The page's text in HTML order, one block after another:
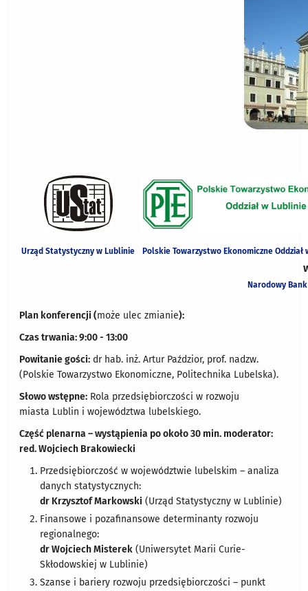
Urząd Statystyczny w Lublinie Polskie Towarzystwo Ekonomiczne Oddział
Narodowy
Plan konferencji (może ulec zmianie):
Czas trwania: 9:00 - 13:00
Powitanie gości: dr hab. inż. Artur Paździor, prof. nadzw.
(Polskie Towarzystwo Ekonomiczne, Politechnika Lubelska).
Słowo wstępne: Rola przedsiębiorczości w rozwoju
miasta Lublin i województwa lubelskiego.
Część plenarna – wystąpienia po około 30 min. moderator:
red. Wojciech Brakowiecki
Przedsiębiorczość w województwie lubelskim – analiza
danych statystycznych:
dr Krzysztof Markowski (Urząd Statystyczny w Lublinie)
Finansowe i pozafinansowe determinanty rozwoju
regionalnego:
dr Wojciech Misterek (Uniwersytet Marii Curie-
Skłodowskiej w Lublinie)
Szanse i bariery rozwoju przedsiębiorczości – punkt